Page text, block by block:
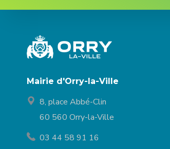
Mairie d'Orry-la-Ville
8, place Abbé-Clin
60 560 Orry-la-Ville
03 44 58 91 16